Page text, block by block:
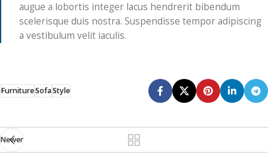
augue a lobortis integer lacus hendrerit bibendum
scelerisque duis nostra. Suspendisse tempor adipiscing
a vestibulum velit iaculis.
FurnitureSofaStyle
Newer